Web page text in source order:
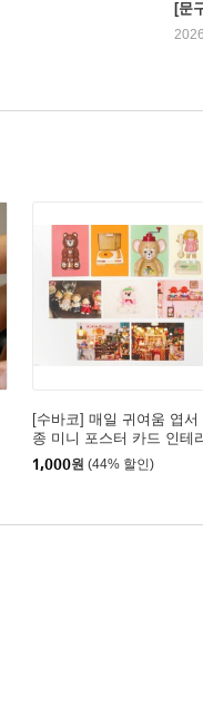
[문
[수바코] 매일 귀여움 엽서
종 미니 포스터 카드 인테
어 사진 엽서 방 꾸미기 소
벽 장식
1,000원 (44% 할인)